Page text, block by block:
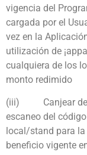
vigencia del
cargada por el
vez en la
utilización de
cualquiera de los
monto redimido
(iii)
Canjear
escaneo del
local/stand para
beneficio vigente